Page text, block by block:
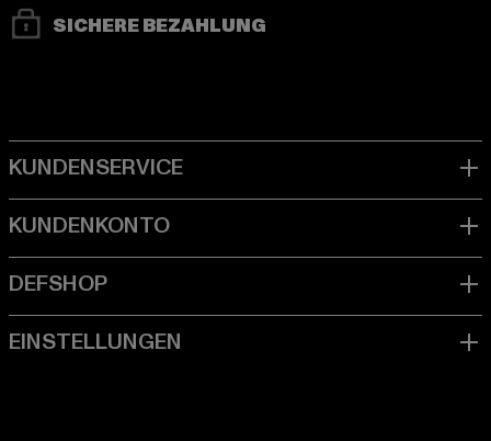
SICHERE BEZAHLUNG